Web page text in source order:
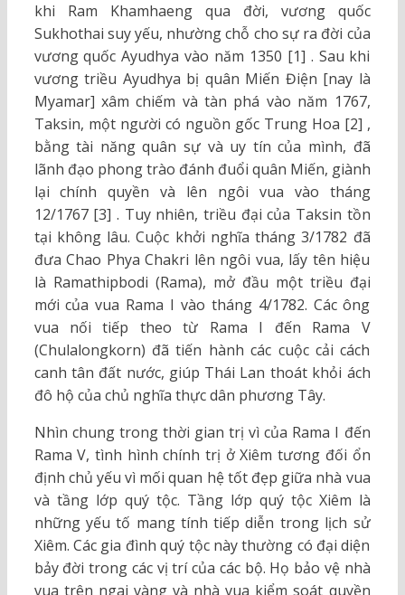
khi Ram Khamhaeng qua đời, vương quốc
Sukhothai suy yếu, nhường chỗ cho sự ra đời của
vương quốc Ayudhya vào năm 1350 [1] . Sau khi
vương triều Ayudhya bị quân Miến Điện [nay là
Myamar] xâm chiếm và tàn phá vào năm 1767,
Taksin, một người có nguồn gốc Trung Hoa [2] ,
bằng tài năng quân sự và uy tín của mình, đã
lãnh đạo phong trào đánh đuổi quân Miến, giành
lại chính quyền và lên ngôi vua vào tháng
12/1767 [3] . Tuy nhiên, triều đại của Taksin tồn
tại không lâu. Cuộc khởi nghĩa tháng 3/1782 đã
đưa Chao Phya Chakri lên ngôi vua, lấy tên hiệu
là Ramathipbodi (Rama), mở đầu một triều đại
mới của vua Rama I vào tháng 4/1782. Các ông
vua nối tiếp theo từ Rama I đến Rama V
(Chulalongkorn) đã tiến hành các cuộc cải cách
canh tân đất nước, giúp Thái Lan thoát khỏi ách
đô hộ của chủ nghĩa thực dân phương Tây.
Nhìn chung trong thời gian trị vì của Rama I đến
Rama V, tình hình chính trị ở Xiêm tương đối ổn
định chủ yếu vì mối quan hệ tốt đẹp giữa nhà vua
và tầng lớp quý tộc. Tầng lớp quý tộc Xiêm là
những yếu tố mang tính tiếp diễn trong lịch sử
Xiêm. Các gia đình quý tộc này thường có đại diện
bảy đời trong các vị trí của các bộ. Họ bảo vệ nhà
vua trên ngai vàng và nhà vua kiểm soát quyền